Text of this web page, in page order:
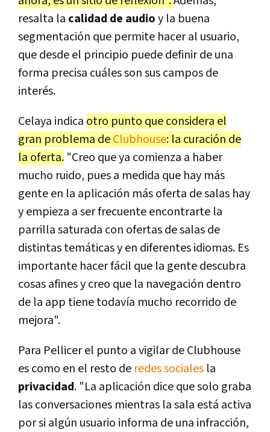
resalta la calidad de audioy la buena
segmentación que permite hacer al usuario,
que desde el principio puede definir de una
forma precisa cuáles son sus campos de
interés.
Celaya indica otro punto que considera el
gran problema deClubhouse: la curación de
la oferta. "Creo que ya comienza a haber
mucho ruido, pues a medida que hay más
gente en la aplicación más oferta de salas hay
y empieza a ser frecuente encontrarte la
parrilla saturada con ofertas de salas de
distintas temáticas y en diferentes idiomas. Es
importante hacer fácil que la gente descubra
cosas afines y creo que la navegación dentro
de la app tiene todavía mucho recorrido de
mejora".
Para Pellicer el punto a vigilar de Clubhouse
es como en el resto de redes sociales la
privacidad. "La aplicación dice que solo graba
las conversaciones mientras la sala está activa
por si algún usuario informa de una infracción,